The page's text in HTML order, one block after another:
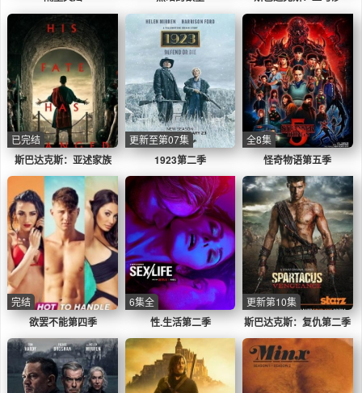
斯巴达克斯：亚述家族
已完结
1923第二季
更新至第07集
怪奇物语第五季
全8集
欲罢不能第四季
完结
性.生活第二季
6集全
斯巴达克斯：复仇第二季
更新第10集